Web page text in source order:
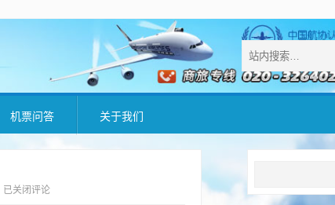
机票问答 关于我们
已关闭评论